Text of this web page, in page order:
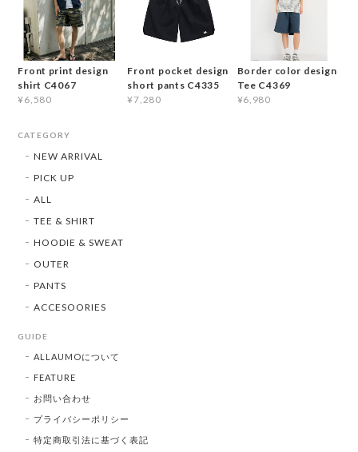
Front print design
shirt C4067
¥6,580
Front pocket design
short pants C4335
¥7,280
Border color design
Tee C4369
¥6,980
CATEGORY
NEW ARRIVAL
PICK UP
ALL
TEE & SHIRT
HOODIE & SWEAT
OUTER
PANTS
ACCESOORIES
GUIDE
ALLAUMOについて
FEATURE
お問い合わせ
プライバシーポリシー
特定商取引法に基づく表記